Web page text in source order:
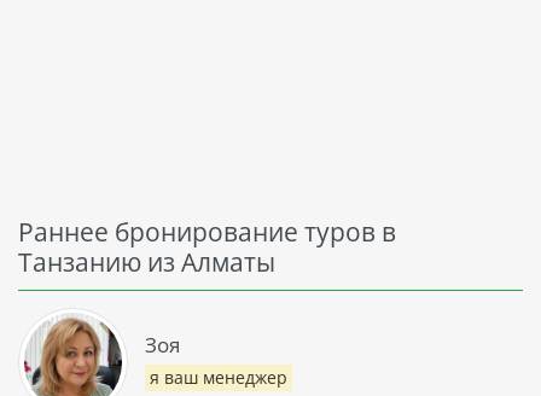
Раннее бронирование туров в
Танзанию из Алматы
Зоя
я ваш менеджер